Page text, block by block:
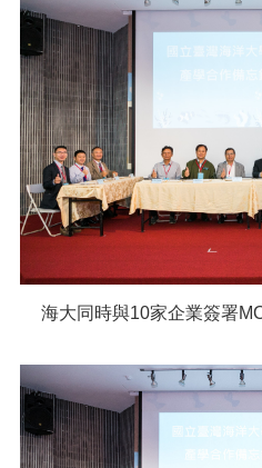
海大同時與10家企業簽署